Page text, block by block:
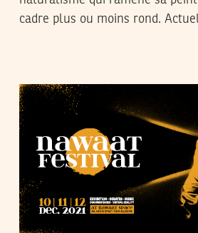
cadre plus ou moins rond.